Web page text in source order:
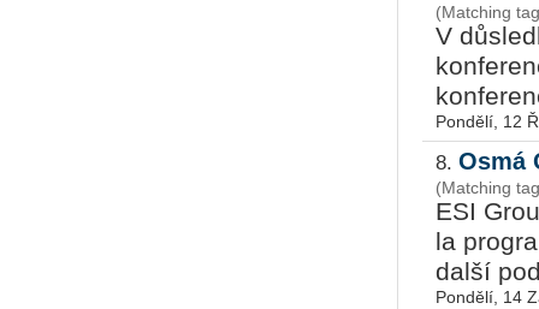
(Matching
V
Pondělí, 12
8. Osmá
(Matching
ESI
la
další
Pondělí, 14